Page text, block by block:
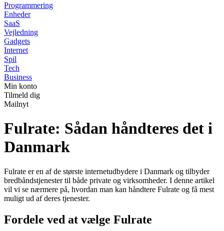
Programmering
Enheder
SaaS
Vejledning
Gadgets
Internet
Spil
Tech
Business
Min konto
Tilmeld dig
Mailnyt
Fulrate: Sådan håndteres det i
Danmark
Fulrate er en af de største internetudbydere i Danmark og tilbyder
bredbåndstjenester til både private og virksomheder. I denne artikel
vil vi se nærmere på, hvordan man kan håndtere Fulrate og få mest
muligt ud af deres tjenester.
Fordele ved at vælge Fulrate